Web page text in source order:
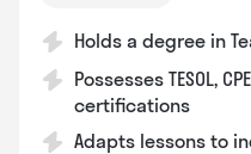
Holds a degree in
Possesses TESOL,
certifications
Adapts lessons to